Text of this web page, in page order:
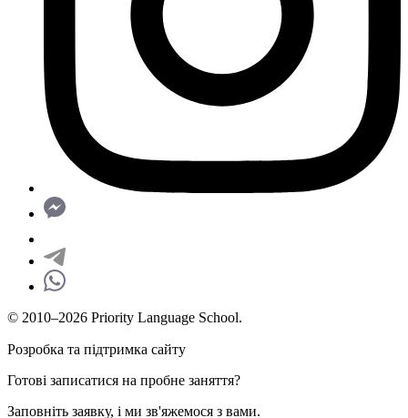
© 2010–2026 Priority Language School.
Розробка та підтримка сайту
Готові записатися на пробне заняття?
Заповніть заявку, і ми зв'яжемося з вами.